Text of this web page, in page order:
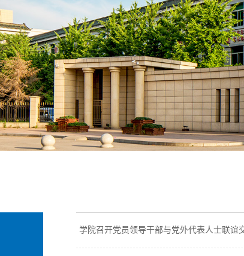
学院召开党员领导干部与党外代表人士联谊